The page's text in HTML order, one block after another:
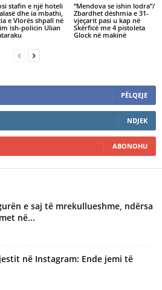
stafin e një hoteli
dhe ia mbathi,
e Vlorës shpall në
ish-policin Ulian
“Mendova se ishin lodra”/
Zbardhet dëshmia e 31-
vjeçarit pasi u kap në
Skërficë me 4 pistoleta
Glock në makinë
PËLQEJE
NDJEK
ABONOHU
e saj të mrekullueshme, ndërsa
në...
në Instagram: Ende jemi të